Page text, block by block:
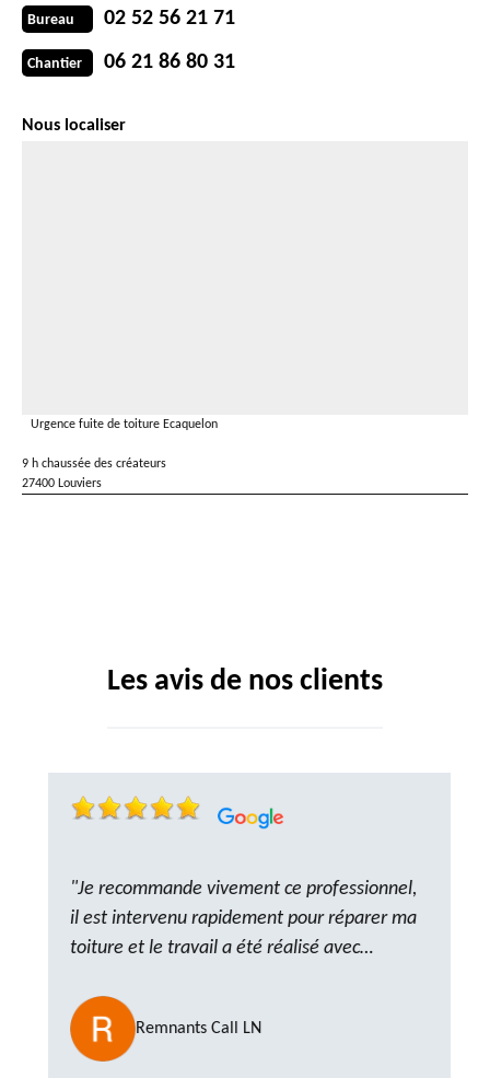
Bureau 02 52 56 21 71
Chantier 06 21 86 80 31
Nous localiser
Urgence fuite de toiture Ecaquelon
9 h chaussée des créateurs
27400 Louviers
Les avis de nos clients
"Je recommande vivement ce professionnel,
il est intervenu rapidement pour réparer ma
toiture et le travail a été réalisé avec
ponctuel et à l’écoute, le résultat est
impeccable et le chantier a été laissé propre.
Un artisan de confiance que je n’hésiterai pas
Remnants Call LN